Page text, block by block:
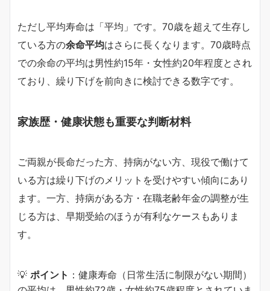
ただし平均寿命は「平均」です。70歳を超えて生存し
ている方の余命平均はさらに長くなります。70歳時点
での余命の平均は男性約15年・女性約20年程度とされ
ており、繰り下げを前向きに検討できる数字です。
家族歴・健康状態も重要な判断材料
ご両親が長命だった方、持病がない方、現役で働けて
いる方は繰り下げのメリットを受けやすい傾向にあり
ます。一方、持病がある方・在職老齢年金の調整が生
じる方は、早期受給のほうが有利なケースもありま
す。
💡 ポイント ：健康寿命（日常生活に制限がない期間）